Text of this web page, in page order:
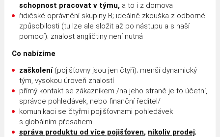
schopnost pracovat v týmu,a to i z domova
řidičské oprávnění skupiny B; ideálně zkouška z odborné
způsobilosti (tu lze ale složit až po nástupu a s naší
pomocí); znalost angličtiny není nutná
Co nabízíme
zaškolení(pojišťovny jsou jen čtyři); menší dynamický
tým, vysokou úroveň znalostí
přímý kontakt se zákazníkem /na jeho straně je to účetní,
správce pohledávek, nebo finanční ředitel/
komunikaci se čtyřmi pojišťovnami pohledávek
s globálním přesahem
správa produktu od více pojišťoven, nikoliv prodej;